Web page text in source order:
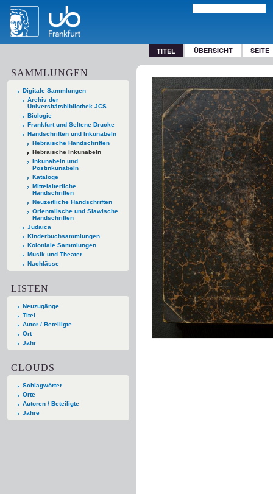
TITEL ÜBERSICHT SEITE
SAMMLUNGEN
Digitale Sammlungen
Archiv der
Universitätsbibliothek JCS
Biologie
Frankfurt und Seltene Drucke
Handschriften und Inkunabeln
Hebräische Handschriften
Hebräische Inkunabeln
Inkunabeln und
Postinkunabeln
Kataloge
Mittelalterliche
Handschriften
Neuzeitliche Handschriften
Orientalische und Slawische
Handschriften
Judaica
Kinderbuchsammlungen
Koloniale Sammlungen
Musik und Theater
Nachlässe
LISTEN
Neuzugänge
Titel
Autor / Beteiligte
Ort
Jahr
CLOUDS
Schlagwörter
Orte
Autoren / Beteiligte
Jahre